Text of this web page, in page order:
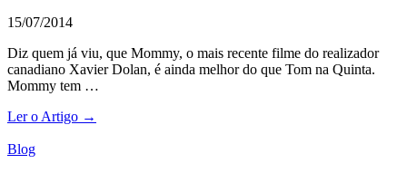
15/07/2014
Diz quem já viu, que Mommy, o mais recente filme do realizador
canadiano Xavier Dolan, é ainda melhor do que Tom na Quinta.
Mommy tem …
Ler o Artigo →
Blog